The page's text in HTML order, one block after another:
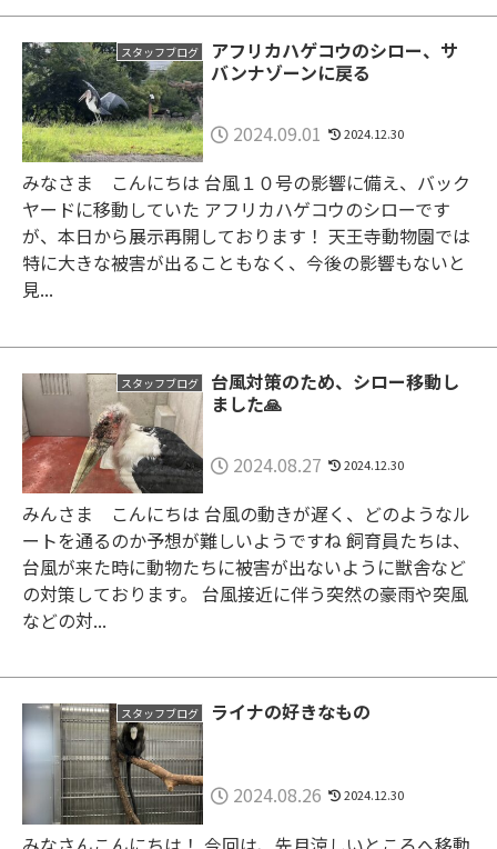
スタッフブログ
アフリカハゲコウのシロー、サ
バンナゾーンに戻る
2024.09.01 2024.12.30
みなさま こんにちは 台風１０号の影響に備え、バック
ヤードに移動していた アフリカハゲコウのシローです
が、本日から展示再開しております！ 天王寺動物園では
特に大きな被害が出ることもなく、今後の影響もないと
見...
スタッフブログ
台風対策のため、シロー移動し
ました🙏
2024.08.27 2024.12.30
みんさま こんにちは 台風の動きが遅く、どのようなル
ートを通るのか予想が難しいようですね 飼育員たちは、
台風が来た時に動物たちに被害が出ないように獣舎など
の対策しております。 台風接近に伴う突然の豪雨や突風
などの対...
スタッフブログ ライナの好きなもの
2024.08.26 2024.12.30